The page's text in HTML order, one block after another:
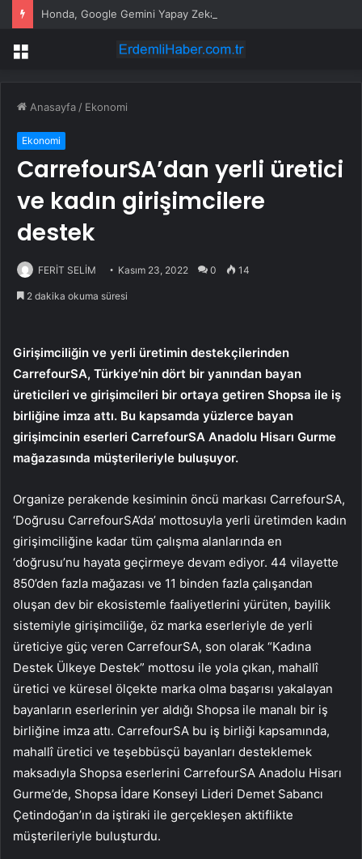
Menü
Anasayfa / Ekonomi
Ekonomi
CarrefourSA’dan yerli üretici
ve kadın girişimcilere
destek
FERİT SELİM Kasım 23, 2022 0 14
2 dakika okuma süresi
Girişimciliğin ve yerli üretimin destekçilerinden
CarrefourSA, Türkiye’nin dört bir yanından bayan
üreticileri ve girişimcileri bir ortaya getiren Shopsa ile iş
birliğine imza attı. Bu kapsamda yüzlerce bayan
girişimcinin eserleri CarrefourSA Anadolu Hisarı Gurme
mağazasında müşterileriyle buluşuyor.
Organize perakende kesiminin öncü markası CarrefourSA,
‘Doğrusu CarrefourSA’da’ mottosuyla yerli üretimden kadın
girişimciliğine kadar tüm çalışma alanlarında en
‘doğrusu’nu hayata geçirmeye devam ediyor. 44 vilayette
850’den fazla mağazası ve 11 binden fazla çalışandan
oluşan dev bir ekosistemle faaliyetlerini yürüten, bayilik
sistemiyle girişimciliğe, öz marka eserleriyle de yerli
üreticiye güç veren CarrefourSA, son olarak “Kadına
Destek Ülkeye Destek” mottosu ile yola çıkan, mahallî
üretici ve küresel ölçekte marka olma başarısı yakalayan
bayanların eserlerinin yer aldığı Shopsa ile manalı bir iş
birliğine imza attı. CarrefourSA bu iş birliği kapsamında,
mahallî üretici ve teşebbüsçü bayanları desteklemek
maksadıyla Shopsa eserlerini CarrefourSA Anadolu Hisarı
Gurme’de, Shopsa İdare Konseyi Lideri Demet Sabancı
Çetindoğan’ın da iştiraki ile gerçekleşen aktiflikte
müşterileriyle buluşturdu.